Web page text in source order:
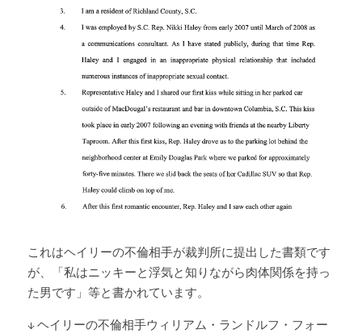
これはヘイリーの不倫相手が裁判所に提出した書類です
が、「私はニッキーと浮気と知りながら肉体関係を持っ
た男です」等と書かれています。
↓ ヘイリーの不倫相手ウィリアム・ランドルフ・フォー